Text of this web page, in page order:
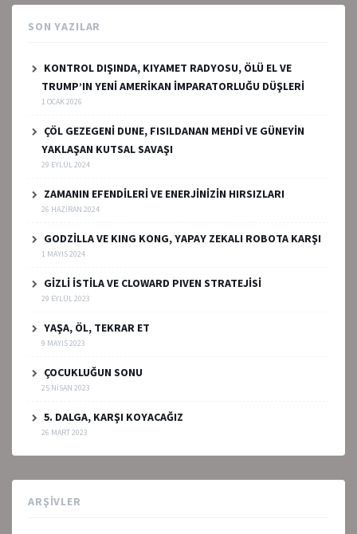
SON YAZILAR
KONTROL DIŞINDA, KIYAMET RADYOSU, ÖLÜ EL VE
TRUMP’IN YENİ AMERİKAN İMPARATORLUĞU DÜŞLERİ
1 OCAK 2026
ÇÖL GEZEGENİ DUNE, FISILDANAN MEHDİ VE GÜNEYİN
YAKLAŞAN KUTSAL SAVAŞI
29 EYLÜL 2024
ZAMANIN EFENDİLERİ VE ENERJİNİZİN HIRSIZLARI
26 HAZIRAN 2024
GODZİLLA VE KING KONG, YAPAY ZEKALI ROBOTA KARŞI
1 MAYIS 2024
GİZLİ İSTİLA VE CLOWARD PIVEN STRATEJİSİ
29 EYLÜL 2023
YAŞA, ÖL, TEKRAR ET
9 MAYIS 2023
ÇOCUKLUĞUN SONU
25 NISAN 2023
5. DALGA, KARŞI KOYACAĞIZ
26 MART 2023
ARŞIVLER